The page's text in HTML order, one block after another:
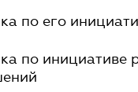
по его
по инициативе